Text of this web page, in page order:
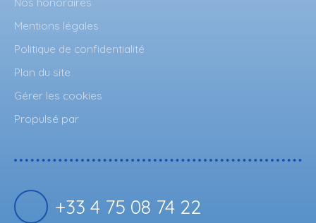
Mentions légales
Politique de confidentialité
Plan du site
Gérer les cookies
Propulsé par
+33 4 75 08 74 22